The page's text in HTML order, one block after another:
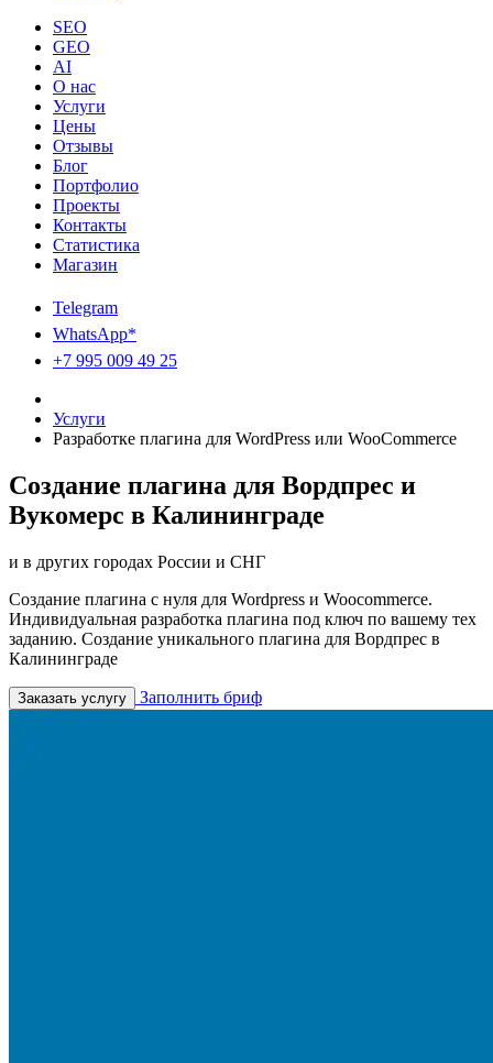
SEO
GEO
AI
О нас
Услуги
Цены
Отзывы
Блог
Портфолио
Проекты
Контакты
Статистика
Магазин
Telegram
WhatsApp*
+7 995 009 49 25
Услуги
Разработке плагина для WordPress или WooCommerce
Создание плагина для Вордпрес и
Вукомерс в Калининграде
и в других городах России и СНГ
Создание плагина с нуля для Wordpress и Woocommerce.
Индивидуальная разработка плагина под ключ по вашему тех
заданию. Создание уникального плагина для Вордпрес в
Калининграде
Заказать услугу Заполнить бриф